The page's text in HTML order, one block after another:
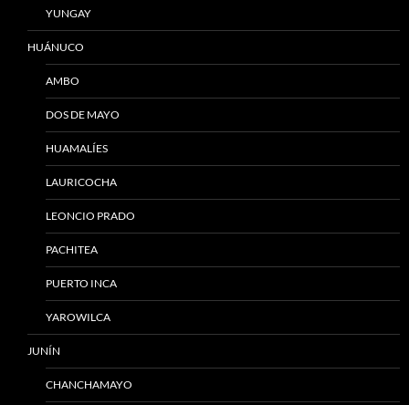
YUNGAY
HUÁNUCO
AMBO
DOS DE MAYO
HUAMALÍES
LAURICOCHA
LEONCIO PRADO
PACHITEA
PUERTO INCA
YAROWILCA
JUNÍN
CHANCHAMAYO